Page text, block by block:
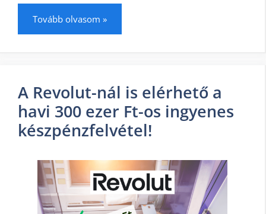
Tovább olvasom »
A Revolut-nál is elérhető a
havi 300 ezer Ft-os ingyenes
készpénzfelvétel!